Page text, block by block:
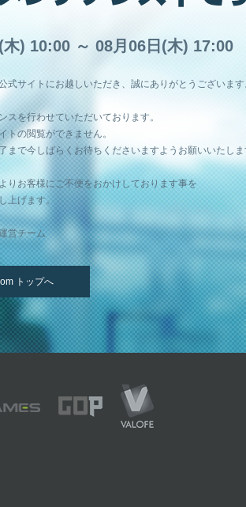
木) 10:00 ～ 08月06日(木) 17:00
式サイトにお越しいただき、誠にありがとうございま
スを行わせていただいております。
トの閲覧ができません。
まで今しばらくお待ちくださいますようお願いいたし
りお客様にご不便をおかけしております事を
上げます。
営チーム
トップへ